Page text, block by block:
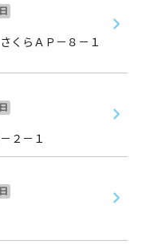
日
くらＡＰ－８－１
日
２－１
日